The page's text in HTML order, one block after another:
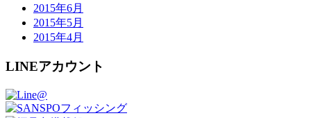
2015年6月
2015年5月
2015年4月
LINEアカウント